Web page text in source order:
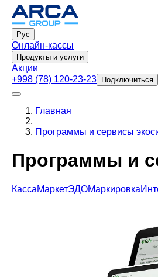
Рус
Онлайн-кассы
Продукты и услуги
Акции
+998 (78) 120-23-23
Подключиться
Главная
Программы и сервисы
Программы и
КассаМаркетЭДОМаркировка